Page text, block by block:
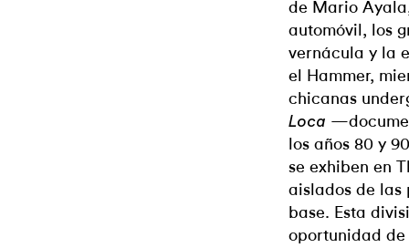
de Mario
automóvil, los
vernácula y la
el Hammer,
chicanas
Loca
los años 80 y
se exhiben en
aislados de las
base. Esta
oportunidad